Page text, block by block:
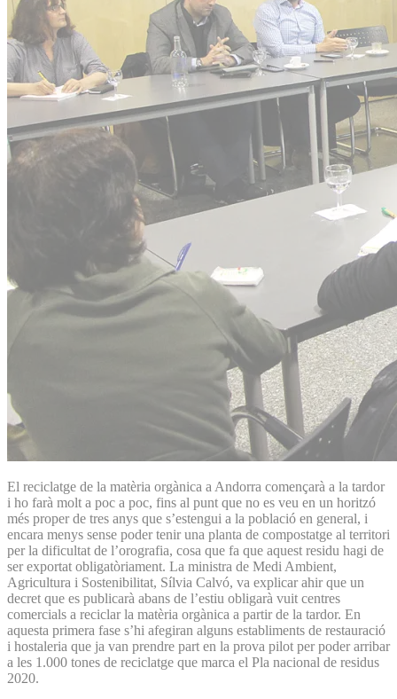
El reciclatge de la matèria orgànica a Andorra començarà a la tardor
i ho farà molt a poc a poc, fins al punt que no es veu en un horitzó
més proper de tres anys que s’estengui a la població en general, i
encara menys sense poder tenir una planta de compostatge al territori
per la dificultat de l’orografia, cosa que fa que aquest residu hagi de
ser exportat obligatòriament. La ministra de Medi Ambient,
Agricultura i Sostenibilitat, Sílvia Calvó, va explicar ahir que un
decret que es publicarà abans de l’estiu obligarà vuit centres
comercials a reciclar la matèria orgànica a partir de la tardor. En
aquesta primera fase s’hi afegiran alguns establiments de restauració
i hostaleria que ja van prendre part en la prova pilot per poder arribar
a les 1.000 tones de reciclatge que marca el Pla nacional de residus
2020.